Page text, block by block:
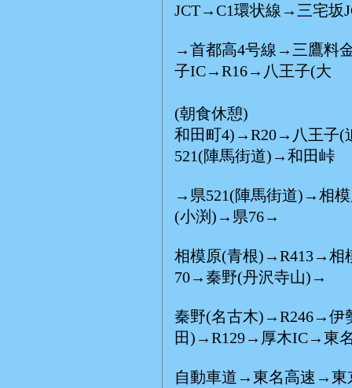
JCT→C1環状線→三宅坂
→首都高4号線→三鷹料
子IC→R16→八王子(大
(朝食休憩)
和田町4)→R20→八王子
521(陣馬街道)→和田峠
→県521(陣馬街道)→相
(小渕)→県76→
相模原(青根)→R413→
70→秦野(丹沢寺山)→
秦野(名古木)→R246→伊
田)→R129→厚木IC→東
自動車道→東名高速→